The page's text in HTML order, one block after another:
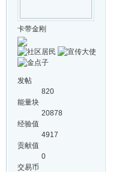
卡带金刚
发帖
820
能量块
20878
经验值
4917
贡献值
0
交易币